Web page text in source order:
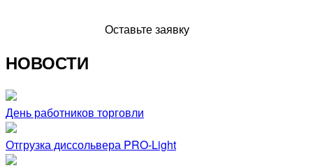
Оставьте заявку
НОВОСТИ
День работников торговли
Отгрузка диссольвера PRO-Light